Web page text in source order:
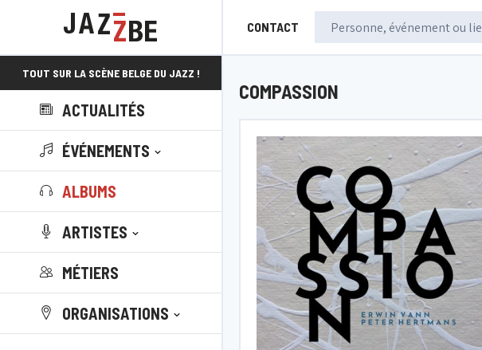
CONTACT
TOUT SUR LA SCÈNE BELGE DU JAZZ !
ACTUALITÉS
ÉVÉNEMENTS
ALBUMS
ARTISTES
MÉTIERS
ORGANISATIONS
COMPASSION